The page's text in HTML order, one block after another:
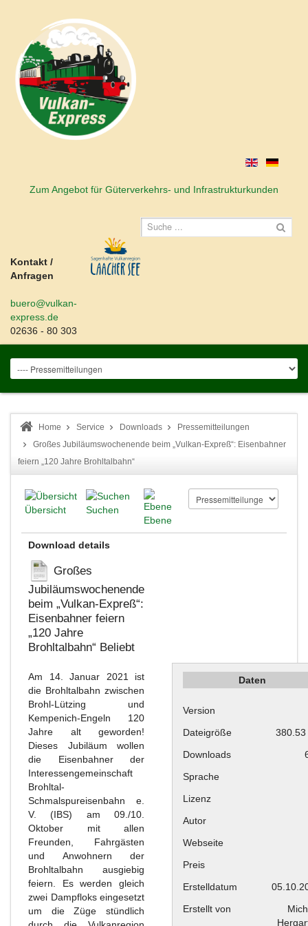
Zum Angebot für Güterverkehrs- und Infrastrukturkunden
Kontakt /
Anfragen
buero@vulkan-
express.de
02636 - 80 303
Home Service Downloads
Pressemitteilungen
Großes Jubiläumswochenende beim „Vulkan-Expreß“: Eisenbahner
feiern „120 Jahre Brohltalbahn“
Übersicht
Suchen
Ebene
Download details
Großes
Jubiläumswochenende
beim „Vulkan-Expreß“:
Eisenbahner feiern
„120 Jahre
Brohltalbahn“ Beliebt
Am 14. Januar 2021 ist
die Brohltalbahn zwischen
Brohl-Lützing und
Kempenich-Engeln 120
Jahre alt geworden!
Dieses Jubiläum wollen
die Eisenbahner der
Interessengemeinschaft
Brohltal-
Schmalspureisenbahn e.
V. (IBS) am 09./10.
Oktober mit allen
Freunden, Fahrgästen
und Anwohnern der
Brohltalbahn ausgiebig
feiern. Es werden gleich
zwei Dampfloks eingesetzt
um die Züge stündlich
Daten
Version
Dateigröße
380.53
Downloads
Sprache
Lizenz
Autor
Webseite
Preis
Erstelldatum
Erstellt von